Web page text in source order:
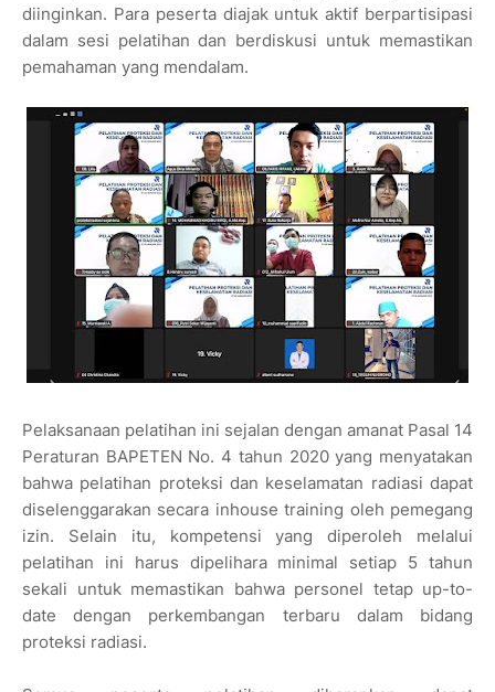
diinginkan. Para peserta diajak untuk aktif berpartisipasi
dalam sesi pelatihan dan berdiskusi untuk memastikan
pemahaman yang mendalam.
Pelaksanaan pelatihan ini sejalan dengan amanat Pasal 14
Peraturan BAPETEN No. 4 tahun 2020 yang menyatakan
bahwa pelatihan proteksi dan keselamatan radiasi dapat
diselenggarakan secara inhouse training oleh pemegang
izin. Selain itu, kompetensi yang diperoleh melalui
pelatihan ini harus dipelihara minimal setiap 5 tahun
sekali untuk memastikan bahwa personel tetap up-to-
date dengan perkembangan terbaru dalam bidang
proteksi radiasi.